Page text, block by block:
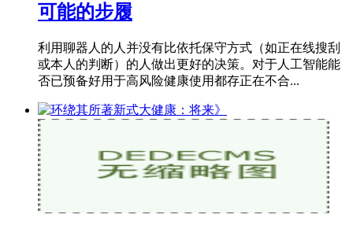
可能的步履
利用聊器人的人并没有比依托保守方式（如正在线搜刮
或本人的判断）的人做出更好的决策。对于人工智能能
否已预备好用于高风险健康使用都存正在不合...